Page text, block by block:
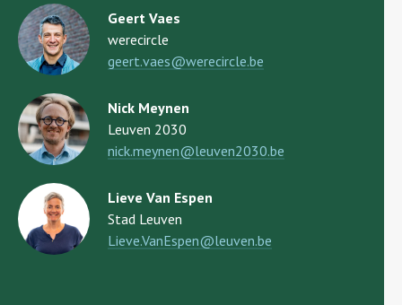
Geert Vaes
werecircle
geert.vaes@werecircle.be
Nick Meynen
Leuven 2030
nick.meynen@leuven2030.be
Lieve Van Espen
Stad Leuven
Lieve.VanEspen@leuven.be